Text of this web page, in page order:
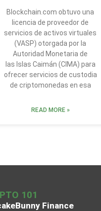
Blockchain.com obtuvo una
licencia de proveedor de
servicios de activos virtuales
(VASP) otorgada por la
Autoridad Monetaria de
las Islas Caimán (CIMA) para
ofrecer servicios de custodia
de criptomonedas en esa
READ MORE »
101
Finance